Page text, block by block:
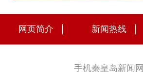
网页简介 新闻热线
手机秦皇岛新闻网